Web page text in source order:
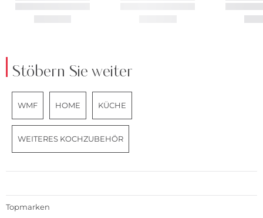
Stöbern Sie weiter
WMF HOME KÜCHE
WEITERES KOCHZUBEHÖR
Topmarken